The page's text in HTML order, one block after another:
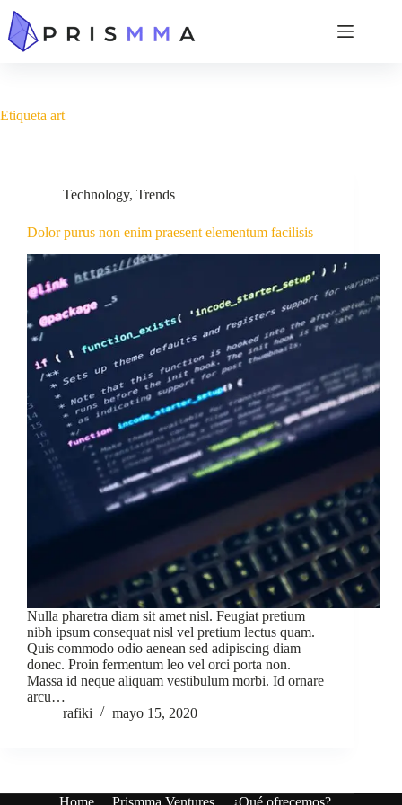
Etiqueta art
Technology, Trends
Dolor purus non enim praesent elementum facilisis
Nulla pharetra diam sit amet nisl. Feugiat pretium
nibh ipsum consequat nisl vel pretium lectus quam.
Quis commodo odio aenean sed adipiscing diam
donec. Proin fermentum leo vel orci porta non.
Massa id neque aliquam vestibulum morbi. Id ornare
arcu…
rafiki
mayo 15, 2020
Home Prismma Ventures ¿Qué ofrecemos?